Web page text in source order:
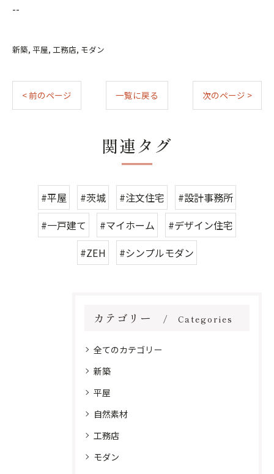
--
新築 平屋 工務店 モダン
< 前のページ 一覧に戻る 次のページ >
関連タグ
#平屋 #茨城 #注文住宅
#設計事務所
#一戸建て
#マイホーム
#デザイン住宅
#ZEH
#シンプルモダン
カテゴリー Categories
全てのカテゴリー
新築
平屋
自然素材
工務店
モダン